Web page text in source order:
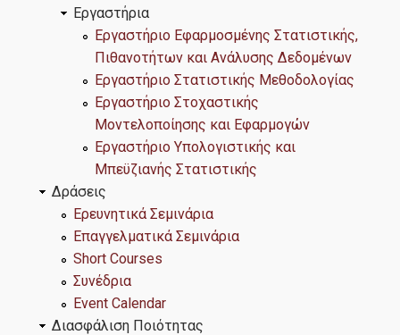
Internships και Συνεργασίες
Θέσεις Εργασίας
Έρευνα
Δημοσιεύσεις
Εργαστήριο Εφαρμοσμένης Στατιστικής, Πιθανοτήτων και
Ανάλυσης Δεδομένων
Εργαστήρια
Εργαστήριο Εφαρμοσμένης Στατιστικής,
Πιθανοτήτων και Ανάλυσης Δεδομένων
Εργαστήριο Στατιστικής Μεθοδολογίας
Εργαστήριο Στοχαστικής
Μοντελοποίησης και Εφαρμογών
Εργαστήριο Υπολογιστικής και
Μπεϋζιανής Στατιστικής
Δράσεις
Ερευνητικά Σεμινάρια
Επαγγελματικά Σεμινάρια
Short Courses
Συνέδρια
Event Calendar
Διασφάλιση Ποιότητας